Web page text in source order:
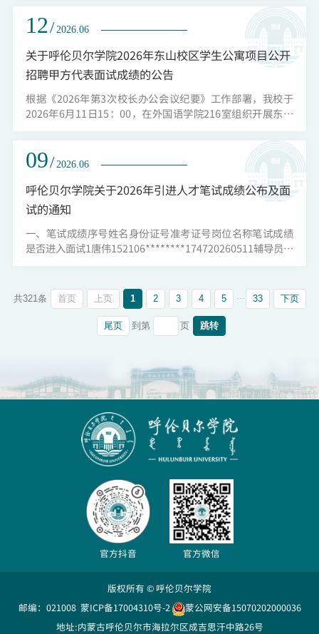
2026年引进人才评估认定总成绩序号姓名身份证号岗位名称
面试成绩总成绩是否进入体检环节1杨晨
152102********2432辅导员岗位89.484.26是2任保鑫
152101********0316辅导员岗位8883.05是3唐伟
152106********1747辅导员岗位83.482.01否4步琼
152102********1228辅导员...
12/ 2026.06
关于呼伦贝尔学院2026年东山校区学生公寓项目公开
招聘甲方代表面试成绩的公告
根据《2026年第3次校长办公会议纪要》工作部署，我校于
2026年6月11日15：00，在外国语学院216室组织开展东山
用结构化面试形式，单人作答时长10分钟，面试总分100分；
面试实行考官现场独立打分，按照规则去掉一个最高分、一
个最低分后核算平均分为最终成绩，成绩现场核验、现场公
示。现将本次招聘面试成绩及体检入围人员名单公告如下：
一、面试成绩及入围体检人员名单姓名...
09/ 2026.06
呼伦贝尔学院关于2026年引进人才笔试成绩公布及面
试的通知
一、笔试成绩序号姓名身份证号准考证号岗位名称笔试成绩
是否进入面试1唐伟152106********174720260511辅导员岗
71.7是4任保鑫152101********031620260401辅导员岗位
71.5是5战越152128********091720260403辅导员岗位71.4
是6田苗370124********004X20260322辅导员岗位71.2是7
步琼152102********122820260205辅导员岗位69.8否...
共321条 首页 上页 1 2 3 4 5 ... 33 下页
尾页 到第 页 跳转
官方抖音 官方微信
版权所有 © 呼伦贝尔学院
邮编：021008 蒙ICP备17004310号-2
蒙公网安备15070202000036
地址:内蒙古呼伦贝尔市海拉尔区成吉思汗中路26号